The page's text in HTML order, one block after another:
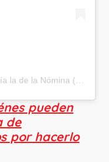
pueden
de
por hacerlo